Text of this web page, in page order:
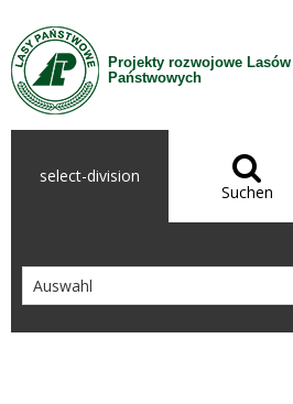
Zum Inhalt wechseln
Projekty rozwojowe Lasów
Państwowych
select-division 
Suchen